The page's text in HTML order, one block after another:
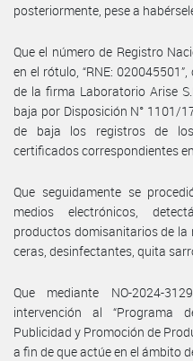
posteriormente, pese a
Que el número de Registro
en el rótulo, “RNE:
de la firma Laboratorio Arise
baja por Disposición N° 1101/
de baja los registros de
certificados correspondientes
Que seguidamente se
medios electrónicos,
productos domisanitarios de la
ceras, desinfectantes, quita
Que mediante NO-2024-
intervención al “Programa
Publicidad y Promoción de
a fin de que actúe en el ámbito